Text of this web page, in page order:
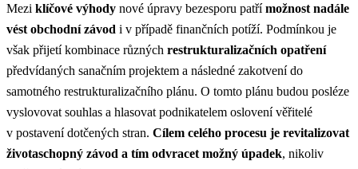
Mezi klíčové výhody nové úpravy bezesporu patřímožnost nadále
vést obchodní závod i v případě finančních potíží. Podmínkou je
však přijetí kombinace různých restrukturalizačních opatření
předvídaných sanačním projektem a následné zakotvení do
samotného restrukturalizačního plánu. O tomto plánu budou posléze
vyslovovat souhlas a hlasovat podnikatelem oslovení věřitelé
v postavení dotčených stran. Cílem celého procesu je revitalizovat
životaschopný závod a tím odvracet možný úpadek, nikoliv